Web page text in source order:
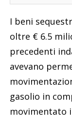
I beni
oltre € 6.5
precedenti
avevano
gasolio in
movimentato